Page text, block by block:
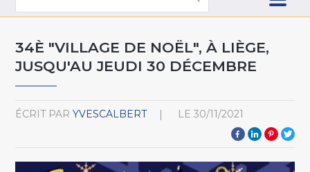
34È "VILLAGE DE NOËL", À LIÈGE,
JUSQU'AU JEUDI 30 DÉCEMBRE
ÉCRIT PAR YVESCALBERT LE 30/11/2021